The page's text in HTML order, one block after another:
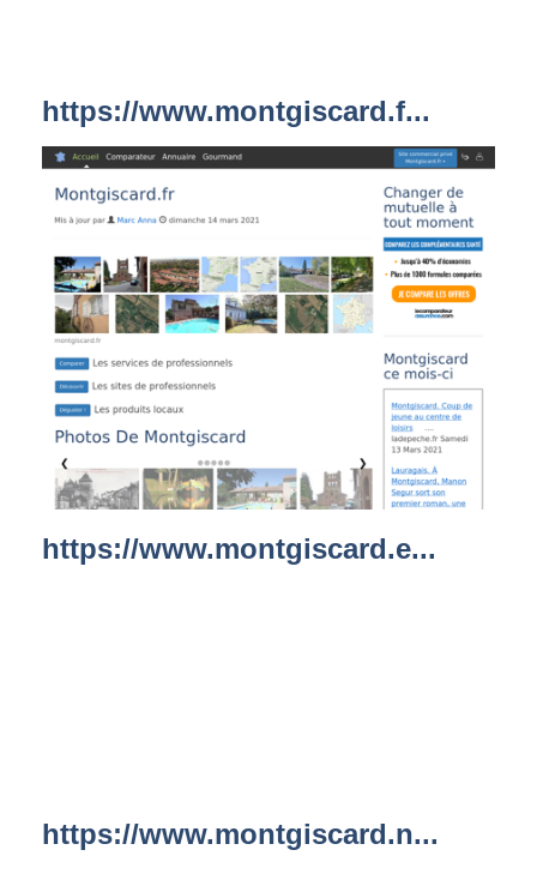
https://www.montgiscard.f...
https://www.montgiscard.e...
https://www.montgiscard.n...